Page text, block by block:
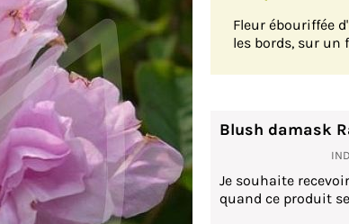
Fleur ébouriffée
les bords, sur un
Blush damask
Je souhaite
quand ce produit